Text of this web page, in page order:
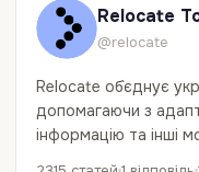
Relocate
@relocate
Relocate об`єднує
допомагаючи з
інформацію та інші